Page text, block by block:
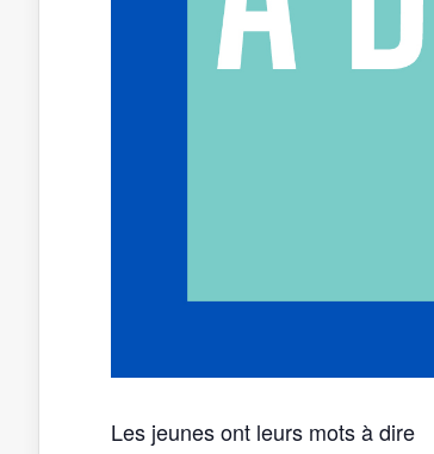
Les jeunes ont leurs mots à dire